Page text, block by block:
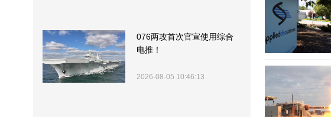
076两攻首次官宣使用综合
电推！
2026-08-05 10:46:13